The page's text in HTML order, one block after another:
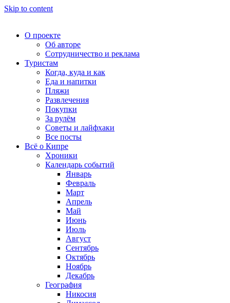
Skip to content
О проекте
Об авторе
Сотрудничество и реклама
Туристам
Когда, куда и как
Еда и напитки
Пляжи
Развлечения
Покупки
За рулём
Советы и лайфхаки
Все посты
Всё о Кипре
Хроники
Календарь событий
Январь
Февраль
Март
Апрель
Май
Июнь
Июль
Август
Сентябрь
Октябрь
Ноябрь
Декабрь
География
Никосия